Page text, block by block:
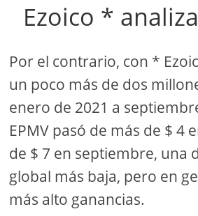
Ezoico *
Por el contrario, con *
un poco más de dos
enero de 2021 a
EPMV pasó de más de $ 4
de $ 7 en septiembre, una
global más baja, pero en
más alto ganancias.